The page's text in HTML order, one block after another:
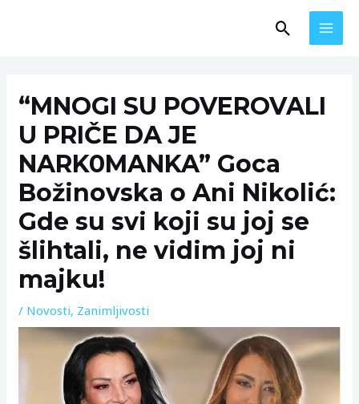
Search
“MNOGI SU POVEROVALI
U PRIČE DA JE
NARK0MANKA” Goca
Božinovska o Ani Nikolić:
Gde su svi koji su joj se
šlihtali, ne vidim joj ni
majku!
/ Novosti, Zanimljivosti